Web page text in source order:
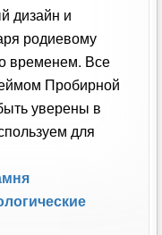
дизайн и
родиевому
временем. Все
Пробирной
уверены в
для